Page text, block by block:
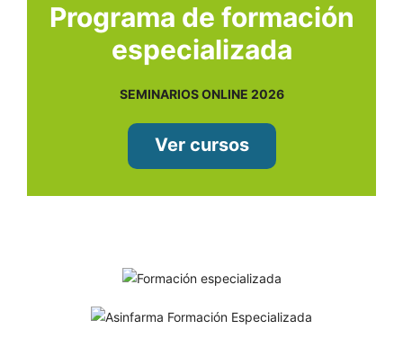
Programa de formación
especializada
SEMINARIOS ONLINE 2026
Ver cursos